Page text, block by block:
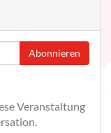
Abonnieren
Veranstaltung